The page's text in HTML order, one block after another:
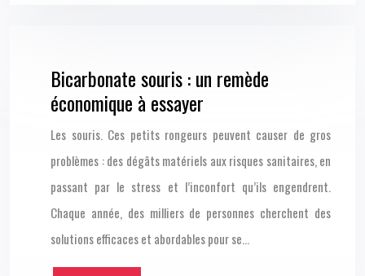
Bicarbonate souris : un remède
économique à essayer
Les souris. Ces petits rongeurs peuvent causer de gros
problèmes : des dégâts matériels aux risques sanitaires, en
passant par le stress et l’inconfort qu’ils engendrent.
Chaque année, des milliers de personnes cherchent des
solutions efficaces et abordables pour se…